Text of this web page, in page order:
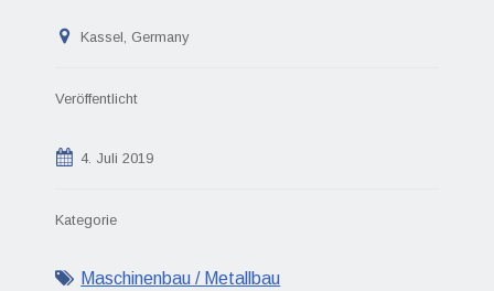
Kassel, Germany
Veröffentlicht
4. Juli 2019
Kategorie
Maschinenbau / Metallbau